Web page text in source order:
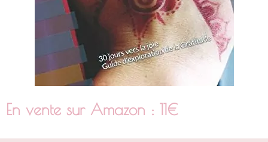
En vente sur Amazon : 11€